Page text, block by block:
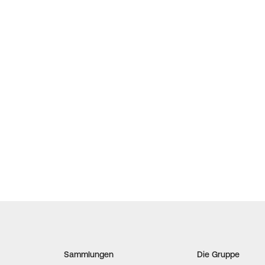
Sammlungen Die Gruppe